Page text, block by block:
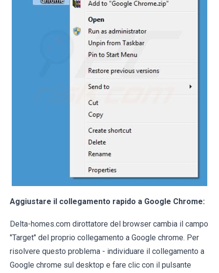
Aggiustare il collegamento rapido a Google Chrome:
Delta-homes.com dirottatore del browser cambia il campo
"Target" del proprio collegamento a Google chrome. Per
risolvere questo problema - individuare il collegamento a
Google chrome sul desktop e fare clic con il pulsante